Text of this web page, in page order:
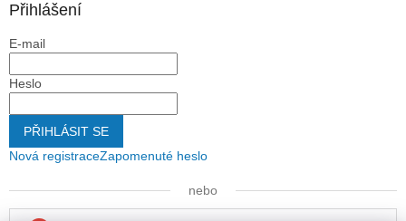
Přihlášení
E-mail
Heslo
PŘIHLÁSIT SE
Nová registraceZapomenuté heslo
nebo